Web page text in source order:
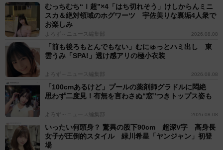
むっちむち“Ｉ超”×4「はち切れそう」けしからんミニ
スカ＆絶対領域のホグワーツ 宇佐美りな裏垢4人衆で
お楽しみ
よろず～ニュース編集部 2026.08.08
「前も後ろもとんでもない」むにゅっとハミ出し 東
雲うみ「SPA!」透け感アリの極小衣装
よろず～ニュース編集部 2026.08.08
「100cmあるけど」プールの薬剤師グラドルに悶絶
思わず二度見！有無を言わさぬ“窓”つきトップス姿も
よろず～ニュース編集部 2026.08.08
いったい何頭身？ 驚異の股下90cm 超深V字 高身長
女子が圧倒的スタイル 緑川希星「ヤンジャン」初登
場